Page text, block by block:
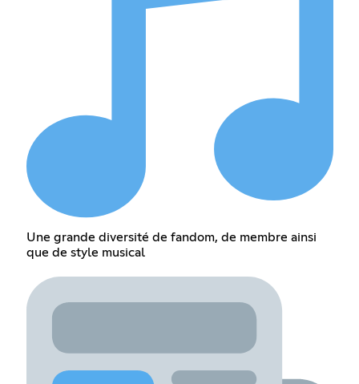
Une grande diversité de fandom, de membre ainsi
que de style musical